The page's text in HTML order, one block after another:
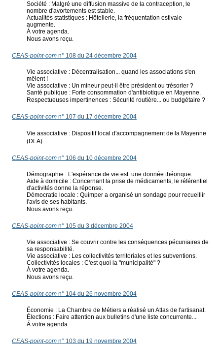
Société : Malgré une diffusion massive de la contraception, le
nombre d'avortements est stable.
Actualités statistiques : Hôtellerie, la fréquentation estivale
augmente.
Á votre agenda.
Nous avons reçu.
CEAS-point-comn° 108 du 24 décembre 2004
Vie associative : Décentralisation... quand les associations s'en
mêlent !
Vie associative : Un mineur peut-il être président ou trésorier ?
Santé publique : Forte consommation d'antibiotique en Mayenne.
Respectueuses impertinences : Sécurité routière... ou budgétaire ?
CEAS-point-comn° 107 du 17 décembre 2004
Vie associative : Dispositif local d'accompagnement de la Mayenne
(DLA).
CEAS-point-comn° 106 du 10 décembre 2004
Démographie : L'espérance de vie est une donnée théorique.
Aide à domicile : Concernant la prise de médicaments, le référentiel
d'activités donne la réponse.
Démocratie locale : Quimper a organisé un sondage pour recueillir
l'avis de ses habitants.
Nous avons reçu.
CEAS-point-comn° 105 du 3 décembre 2004
Vie associative : Se couvrir contre les conséquences pécuniaires de
sa responsabilité.
Vie associative : Les collectivités territoriales et les subventions.
Collectivités locales : C'est quoi la "municipalité" ?
Á votre agenda.
Nous avons reçu.
CEAS-point-comn° 104 du 26 novembre 2004
Économie : La Chambre de Métiers a réalisé un Atlas de l'artisanat.
Élections : Faire attention aux bulletins d'une liste concurrente...
Á votre agenda.
CEAS-point-comn° 103 du 19 novembre 2004